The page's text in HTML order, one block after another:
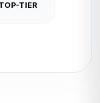
TIER